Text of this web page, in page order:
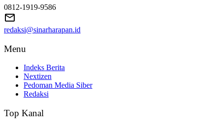
0812-1919-9586
redaksi@sinarharapan.id
Menu
Indeks Berita
Nextizen
Pedoman Media Siber
Redaksi
Top Kanal